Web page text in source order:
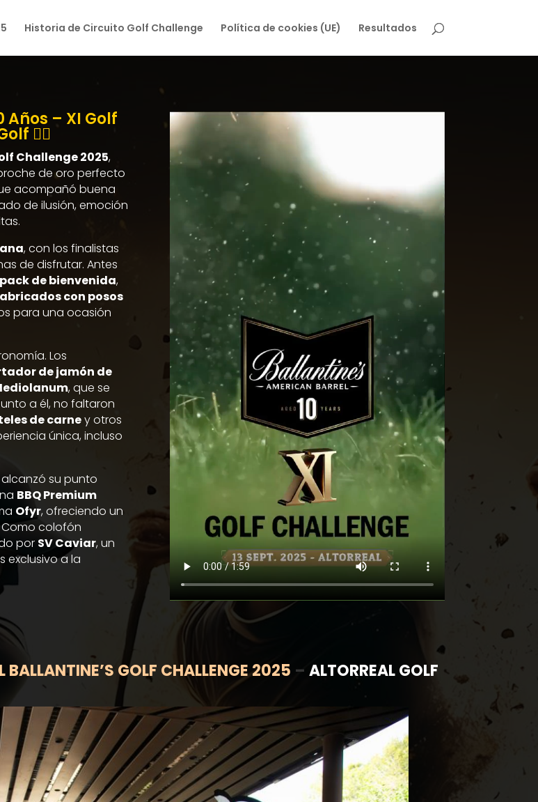
Historia de Circuito Golf Challenge Política de cookies (UE) Resultados
– XI Golf
🏌️‍♀️
Challenge 2025,
de oro perfecto
acompañó buena
de ilusión, emoción
, con los finalistas
de disfrutar. Antes
de bienvenida,
con posos
para una ocasión
Los
de jamón de
, que se
a él, no faltaron
de carney otros
única, incluso
su punto
BBQ Premium
Ofyr, ofreciendo un
colofón
por SV Caviar, un
exclusivo a la
BALLANTINE’S GOLF CHALLENGE 2025 – ALTORREAL GOLF